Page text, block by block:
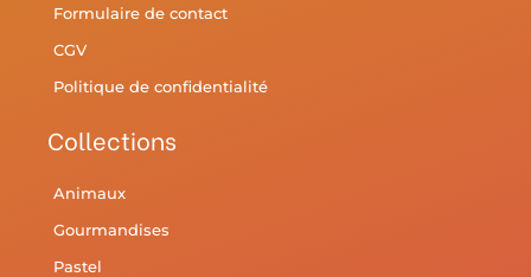
Formulaire de contact
CGV
Politique de confidentialité
Collections
Animaux
Gourmandises
Pastel